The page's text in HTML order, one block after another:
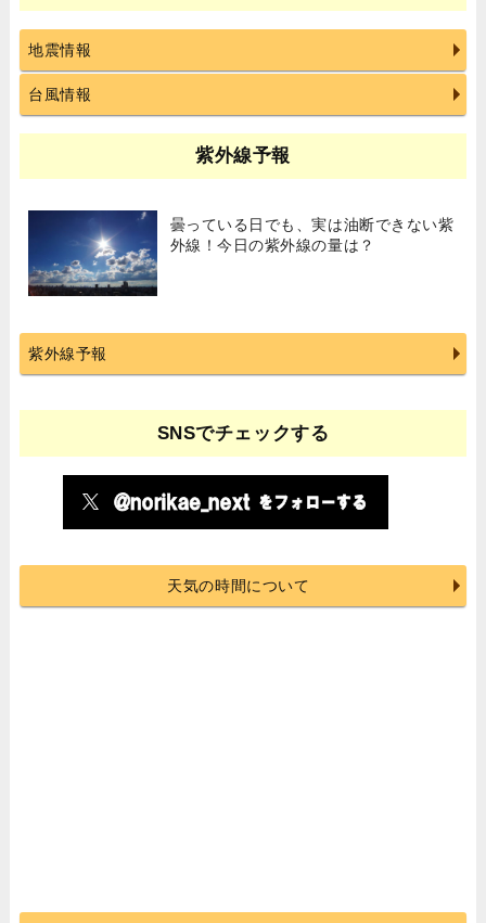
地震情報
台風情報
紫外線予報
曇っている日でも、実は油断できない紫
外線！今日の紫外線の量は？
紫外線予報
SNSでチェックする
天気の時間について